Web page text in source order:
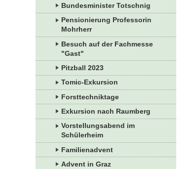
Bundesminister Totschnig
Pensionierung Professorin
Mohrherr
Besuch auf der Fachmesse
"Gast"
Pitzball 2023
Tomic-Exkursion
Forsttechniktage
Exkursion nach Raumberg
Vorstellungsabend im
Schülerheim
Familienadvent
Advent in Graz